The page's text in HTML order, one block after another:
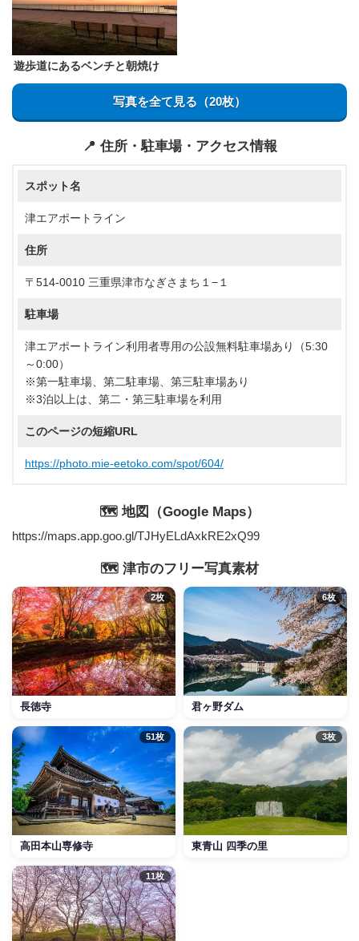
遊歩道にあるベンチと朝焼け
写真を全て見る（20枚）
📍 住所・駐車場・アクセス情報
スポット名
津エアポートライン
住所
〒514-0010 三重県津市なぎさまち１−１
駐車場
津エアポートライン利用者専用の公設無料駐車場あり（5:30
～0:00）
※第一駐車場、第二駐車場、第三駐車場あり
※3泊以上は、第二・第三駐車場を利用
このページの短縮URL
https://photo.mie-eetoko.com/spot/604/
🗺️ 地図（Google Maps）
https://maps.app.goo.gl/TJHyELdAxkRE2xQ99
🗺️ 津市のフリー写真素材
2枚
長徳寺
6枚
君ヶ野ダム
51枚
高田本山専修寺
3枚
東青山 四季の里
11枚